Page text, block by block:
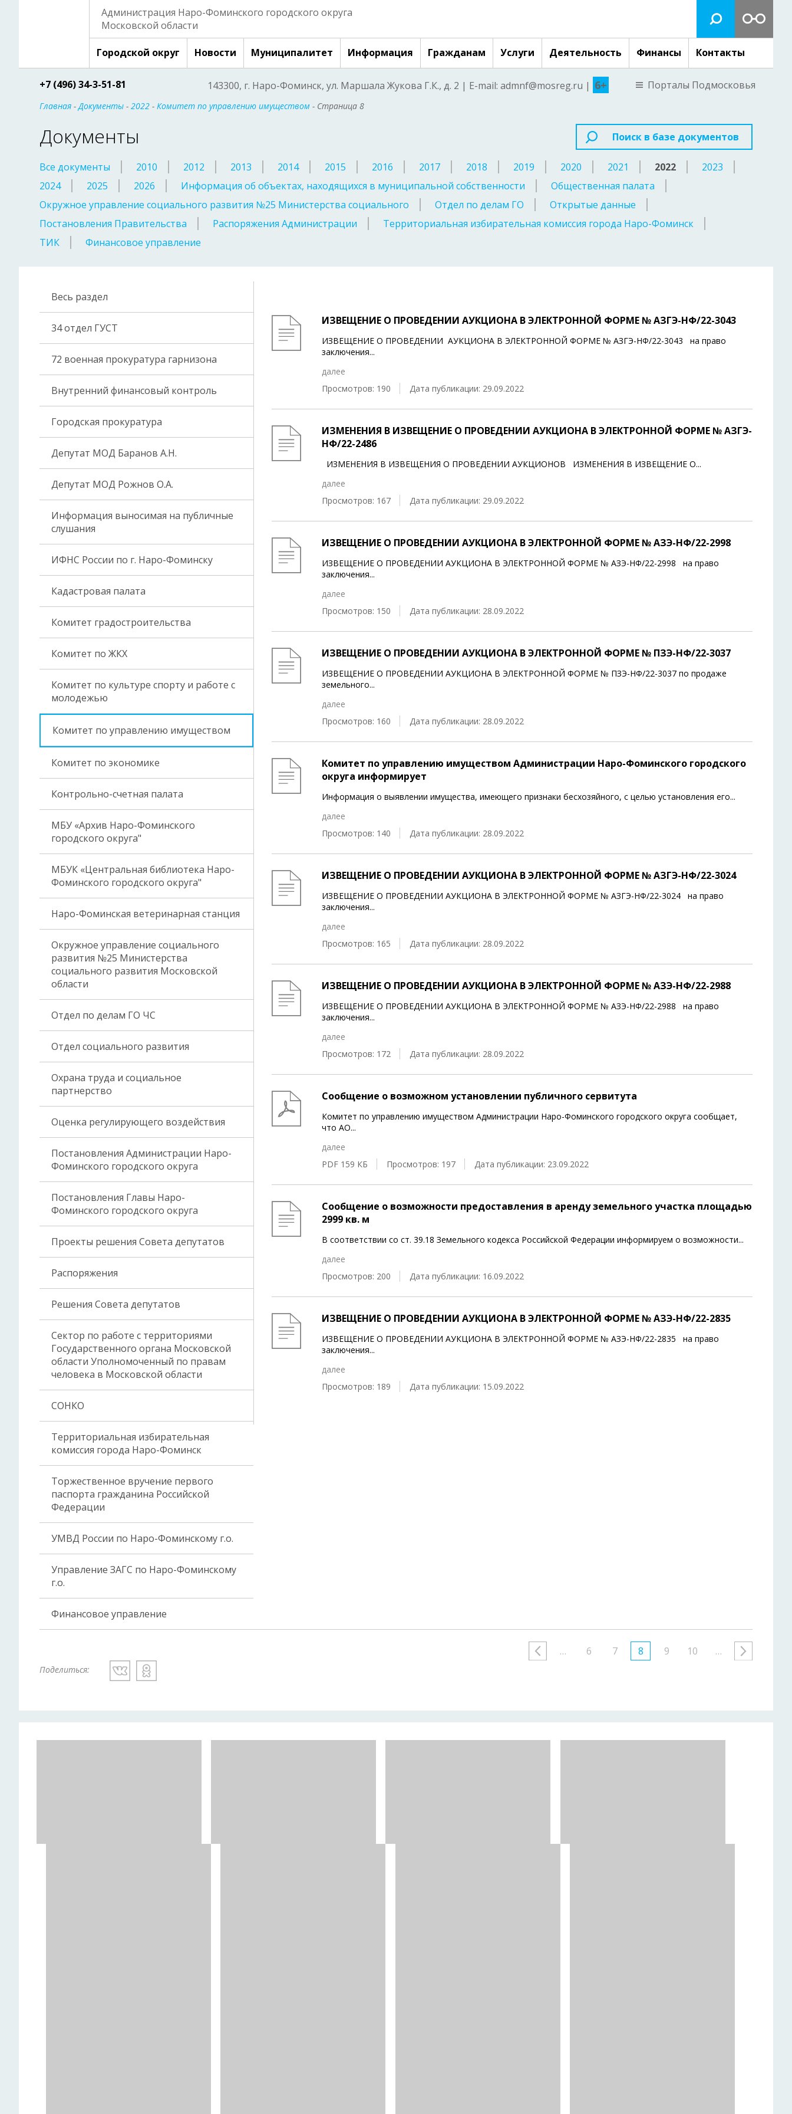
Администрация Наро-Фоминского городского округа
Московской области
Городской округ Новости Муниципалитет Информация Гражданам Услуги Деятельность Финансы Контакты
+7 (496) 34-3-51-81 143300, г. Наро-Фоминск, ул. Маршала Жукова Г.К., д. 2 | E-mail: admnf@mosreg.ru | 6+ Порталы Подмосковья
Главная -Документы - 2022 - Комитет по управлению имуществом - Страница 8
Документы Поиск в базе документов
Все документы 2010 2012 2013 2014 2015 2016 2017 2018 2019 2020 2021 2022
2023
2024
2025 2026 Информация об объектах, находящихся в муниципальной собственности
Общественная палата
Окружное управление социального развития №25 Министерства социального
Отдел по делам ГО
Открытые данные
Постановления Правительства
Распоряжения Администрации
Территориальная избирательная комиссия города Наро-Фоминск
ТИК
Финансовое управление
Весь раздел
34 отдел ГУСТ
72 военная прокуратура гарнизона
Внутренний финансовый контроль
Городская прокуратура
Депутат МОД Баранов А.Н.
Депутат МОД Рожнов О.А.
Информация выносимая на публичные
слушания
ИФНС России по г. Наро-Фоминску
Кадастровая палата
Комитет градостроительства
Комитет по ЖКХ
Комитет по культуре спорту и работе с
молодежью
Комитет по управлению имуществом
Комитет по экономике
Контрольно-счетная палата
МБУ «Архив Наро-Фоминского
городского округа"
МБУК «Центральная библиотека Наро-
Фоминского городского округа"
Наро-Фоминская ветеринарная станция
Окружное управление социального
развития №25 Министерства
социального развития Московской
области
Отдел по делам ГО ЧС
Отдел социального развития
Охрана труда и социальное
партнерство
Оценка регулирующего воздействия
Постановления Администрации Наро-
Фоминского городского округа
Постановления Главы Наро-
Фоминского городского округа
Проекты решения Совета депутатов
Распоряжения
Решения Совета депутатов
Сектор по работе с территориями
Государственного органа Московской
области Уполномоченный по правам
человека в Московской области
СОНКО
Территориальная избирательная
комиссия города Наро-Фоминск
Торжественное вручение первого
паспорта гражданина Российской
Федерации
УМВД России по Наро-Фоминскому г.о.
Управление ЗАГС по Наро-Фоминскому
г.о.
Финансовое управление
ИЗВЕЩЕНИЕ О ПРОВЕДЕНИИ АУКЦИОНА В ЭЛЕКТРОННОЙ ФОРМЕ № АЗГЭ-НФ/22-3043
ИЗВЕЩЕНИЕ О ПРОВЕДЕНИИ АУКЦИОНА В ЭЛЕКТРОННОЙ ФОРМЕ № АЗГЭ-НФ/22-3043 на право
заключения...
далее
Просмотров: 190
Дата публикации: 29.09.2022
ИЗМЕНЕНИЯ В ИЗВЕЩЕНИЕ О ПРОВЕДЕНИИ АУКЦИОНА В ЭЛЕКТРОННОЙ ФОРМЕ № АЗГЭ-
НФ/22-2486
ИЗМЕНЕНИЯ В ИЗВЕЩЕНИЯ О ПРОВЕДЕНИИ АУКЦИОНОВ ИЗМЕНЕНИЯ В ИЗВЕЩЕНИЕ О...
далее
Просмотров: 167
Дата публикации: 29.09.2022
ИЗВЕЩЕНИЕ О ПРОВЕДЕНИИ АУКЦИОНА В ЭЛЕКТРОННОЙ ФОРМЕ № АЗЭ-НФ/22-2998
ИЗВЕЩЕНИЕ О ПРОВЕДЕНИИ АУКЦИОНА В ЭЛЕКТРОННОЙ ФОРМЕ № АЗЭ-НФ/22-2998 на право
заключения...
далее
Просмотров: 150
Дата публикации: 28.09.2022
ИЗВЕЩЕНИЕ О ПРОВЕДЕНИИ АУКЦИОНА В ЭЛЕКТРОННОЙ ФОРМЕ № ПЗЭ-НФ/22-3037
ИЗВЕЩЕНИЕ О ПРОВЕДЕНИИ АУКЦИОНА В ЭЛЕКТРОННОЙ ФОРМЕ № ПЗЭ-НФ/22-3037 по продаже
земельного...
далее
Просмотров: 160
Дата публикации: 28.09.2022
Комитет по управлению имуществом Администрации Наро-Фоминского городского
округа информирует
Информация о выявлении имущества, имеющего признаки бесхозяйного, с целью установления его...
далее
Просмотров: 140
Дата публикации: 28.09.2022
ИЗВЕЩЕНИЕ О ПРОВЕДЕНИИ АУКЦИОНА В ЭЛЕКТРОННОЙ ФОРМЕ № АЗГЭ-НФ/22-3024
ИЗВЕЩЕНИЕ О ПРОВЕДЕНИИ АУКЦИОНА В ЭЛЕКТРОННОЙ ФОРМЕ № АЗГЭ-НФ/22-3024 на право
заключения...
далее
Просмотров: 165
Дата публикации: 28.09.2022
ИЗВЕЩЕНИЕ О ПРОВЕДЕНИИ АУКЦИОНА В ЭЛЕКТРОННОЙ ФОРМЕ № АЗЭ-НФ/22-2988
ИЗВЕЩЕНИЕ О ПРОВЕДЕНИИ АУКЦИОНА В ЭЛЕКТРОННОЙ ФОРМЕ № АЗЭ-НФ/22-2988 на право
заключения...
далее
Просмотров: 172
Дата публикации: 28.09.2022
Сообщение о возможном установлении публичного сервитута
Комитет по управлению имуществом Администрации Наро-Фоминского городского округа сообщает,
что АО...
далее
PDF 159 КБ
Просмотров: 197 Дата публикации: 23.09.2022
Сообщение о возможности предоставления в аренду земельного участка площадью
2999 кв. м
В соответствии со ст. 39.18 Земельного кодекса Российской Федерации информируем о возможности...
далее
Просмотров: 200
Дата публикации: 16.09.2022
ИЗВЕЩЕНИЕ О ПРОВЕДЕНИИ АУКЦИОНА В ЭЛЕКТРОННОЙ ФОРМЕ № АЗЭ-НФ/22-2835
ИЗВЕЩЕНИЕ О ПРОВЕДЕНИИ АУКЦИОНА В ЭЛЕКТРОННОЙ ФОРМЕ № АЗЭ-НФ/22-2835 на право
заключения...
далее
Просмотров: 189
Дата публикации: 15.09.2022
… 6 7 8 9 10 …
Поделиться: